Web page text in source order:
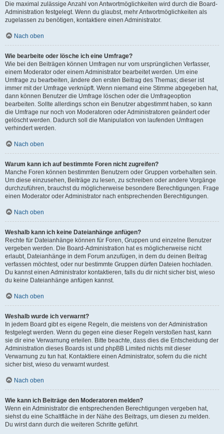
Die maximal zulässige Anzahl von Antwortmöglichkeiten wird durch die Board-
Administration festgelegt. Wenn du glaubst, mehr Antwortmöglichkeiten als
zugelassen zu benötigen, kontaktiere einen Administrator.
Nach oben
Wie bearbeite oder lösche ich eine Umfrage?
Wie bei den Beiträgen können Umfragen nur vom ursprünglichen Verfasser,
einem Moderator oder einem Administrator bearbeitet werden. Um eine
Umfrage zu bearbeiten, ändere den ersten Beitrag des Themas; dieser ist
immer mit der Umfrage verknüpft. Wenn niemand eine Stimme abgegeben hat,
dann können Benutzer die Umfrage löschen oder die Umfrageoption
bearbeiten. Sollte allerdings schon ein Benutzer abgestimmt haben, so kann
die Umfrage nur noch von Moderatoren oder Administratoren geändert oder
gelöscht werden. Dadurch soll die Manipulation von laufenden Umfragen
verhindert werden.
Nach oben
Warum kann ich auf bestimmte Foren nicht zugreifen?
Manche Foren können bestimmten Benutzern oder Gruppen vorbehalten sein.
Um diese einzusehen, Beiträge zu lesen, zu schreiben oder andere Vorgänge
durchzuführen, brauchst du möglicherweise besondere Berechtigungen. Frage
einen Moderator oder Administrator nach entsprechenden Berechtigungen.
Nach oben
Weshalb kann ich keine Dateianhänge anfügen?
Rechte für Dateianhänge können für Foren, Gruppen und einzelne Benutzer
vergeben werden. Die Board-Administration hat es möglicherweise nicht
erlaubt, Dateianhänge in dem Forum anzufügen, in dem du deinen Beitrag
verfassen möchtest, oder nur bestimmte Gruppen dürfen Dateien hochladen.
Du kannst einen Administrator kontaktieren, falls du dir nicht sicher bist, wieso
du keine Dateianhänge anfügen kannst.
Nach oben
Weshalb wurde ich verwarnt?
In jedem Board gibt es eigene Regeln, die meistens von der Administration
festgelegt werden. Wenn du gegen eine dieser Regeln verstoßen hast, kann
sie dir eine Verwarnung erteilen. Bitte beachte, dass dies die Entscheidung der
Administration dieses Boards ist und phpBB Limited nichts mit dieser
Verwarnung zu tun hat. Kontaktiere einen Administrator, sofern du die nicht
sicher bist, wieso du verwarnt wurdest.
Nach oben
Wie kann ich Beiträge den Moderatoren melden?
Wenn ein Administrator die entsprechenden Berechtigungen vergeben hat,
siehst du eine Schaltfläche in der Nähe des Beitrags, um diesen zu melden.
Du wirst dann durch die weiteren Schritte geführt.